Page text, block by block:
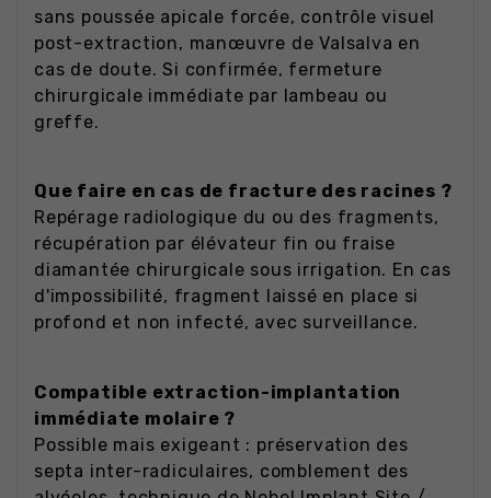
sans poussée apicale forcée, contrôle visuel
post-extraction, manœuvre de Valsalva en
cas de doute. Si confirmée, fermeture
chirurgicale immédiate par lambeau ou
greffe.
Que faire en cas de fracture des racines ?
Repérage radiologique du ou des fragments,
récupération par élévateur fin ou fraise
diamantée chirurgicale sous irrigation. En cas
d'impossibilité, fragment laissé en place si
profond et non infecté, avec surveillance.
Compatible extraction-implantation
immédiate molaire ?
Possible mais exigeant : préservation des
septa inter-radiculaires, comblement des